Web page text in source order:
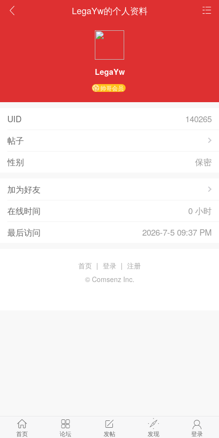
LegaYw的个人资料
LegaYw
帅哥会员
UID
140265
帖子
性别
保密
加为好友
在线时间
0 小时
最后访问
2026-7-5 09:37 PM
首页 论坛 发帖 发现 登录
首页 | 登录 | 注册
© Comsenz Inc.